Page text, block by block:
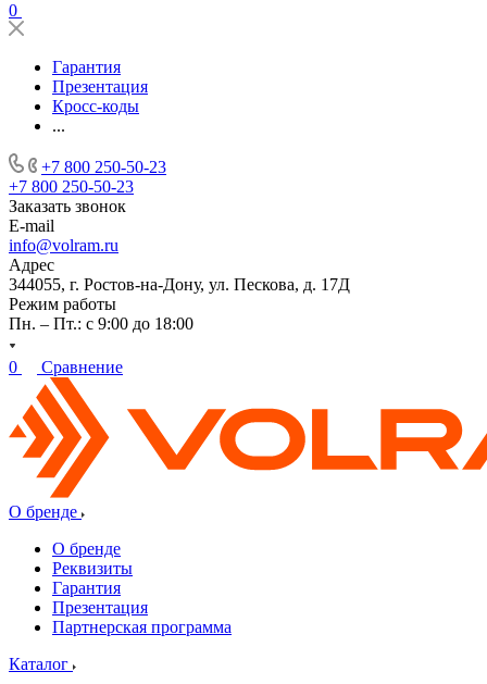
0
Гарантия
Презентация
Кросс-коды
...
+7 800 250-50-23
+7 800 250-50-23
Заказать звонок
E-mail
info@volram.ru
Адрес
344055, г. Ростов-на-Дону, ул. Пескова, д. 17Д
Режим работы
Пн. – Пт.: с 9:00 до 18:00
0 Сравнение
О бренде
О бренде
Реквизиты
Гарантия
Презентация
Партнерская программа
Каталог